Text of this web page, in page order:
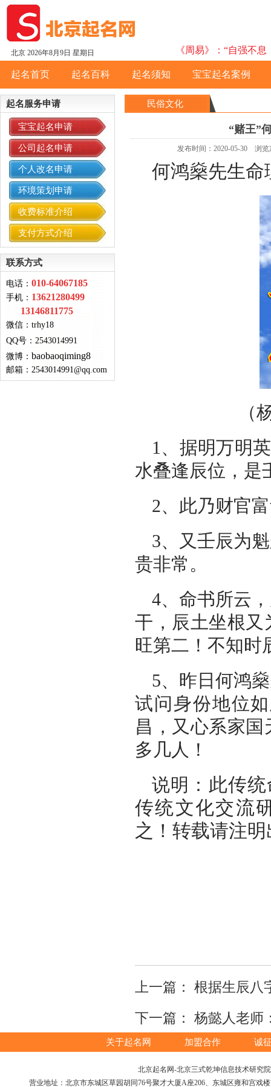
北京 2026年8月9日 星期日 《周易》：“自强不
起名首页 起名百科 起名须知 宝宝起名案例
起名服务申请
宝宝起名申请
公司起名申请
个人改名申请
环境策划申请
收费标准介绍
支付方式介绍
联系方式
电话： 010-64067185
手机： 13621280499
13146811775
微信： trhy18
QQ号 ： 2543014991
微博： baobaoqiming8
邮箱： 2543014991@qq.com
民俗文化
“赌王”
发布时间：2020-05-30 浏
何鸿燊先生命
（
1、据明万明
水叠逢辰位，是
2、此乃财官
3、又壬辰为
贵非常。
4、命书所云
干，辰土坐根
旺第二！不知时
5、昨日何鸿
试问身份地位
昌，又心系家
多几人！
说明： 此传
传统文化交流
之！转载请注
上一篇： 根据生辰八
下一篇： 杨懿人老师
关于起名网 加盟合作 诚
北京起名网-北京三式乾坤信息技术研究
营业地址：北京市东城区草园胡同76号聚才大厦A座206、东城区雍和宫戏